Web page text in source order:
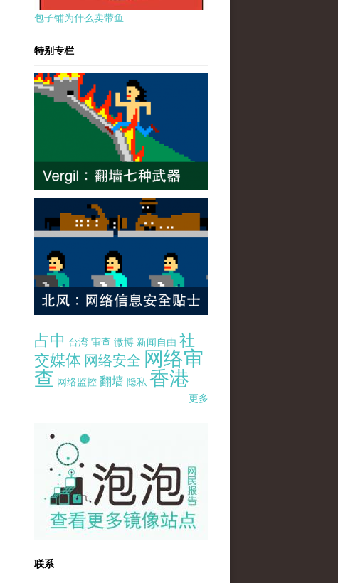
包子铺为什么卖带鱼
特别专栏
占中 台湾 审查 微博 新闻自由 社
交媒体 网络安全 网络审
查 网络监控 翻墙 隐私 香港
更多
pao-pao-banner-mirror-site-120814.jpg
联系